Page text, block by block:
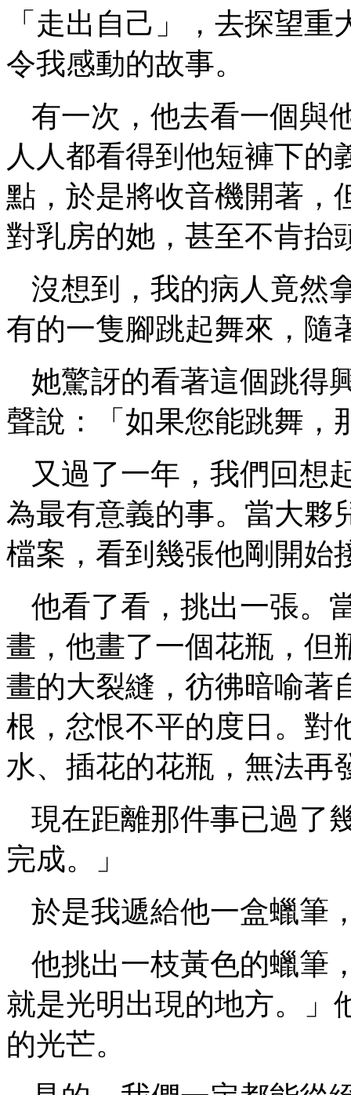
「走出自己」，去探望
令我感動的故事。
有一次，他去看一個與
人人都看得到他短褲下的
點，於是將收音機開著，
對乳房的她，甚至不肯抬
沒想到，我的病人竟然
有的一隻腳跳起舞來，隨
她驚訝的看著這個跳得
聲說：「如果您能跳舞，
又過了一年，我們回想
為最有意義的事。當大夥
檔案，看到幾張他剛開始
他看了看，挑出一張。
畫，他畫了一個花瓶，但
畫的大裂縫，彷彿暗喻著
根，忿恨不平的度日。對
水、插花的花瓶，無法再
現在距離那件事已過了
完成。」
於是我遞給他一盒蠟筆
他挑出一枝黃色的蠟筆
就是光明出現的地方。」
的光芒。